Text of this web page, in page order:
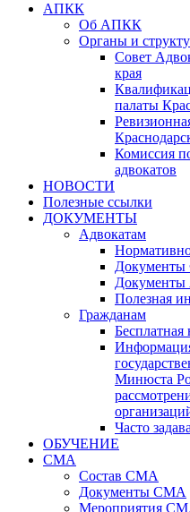
АПКК
Об АПКК
Органы и
Совет
края
палаты
Комиссия
адвокатов
НОВОСТИ
Полезные ссылки
ДОКУМЕНТЫ
Адвокатам
Полезная
Гражданам
Минюста
Часто
ОБУЧЕНИЕ
СМА
Состав СМА
Документы СМА
Мероприятия